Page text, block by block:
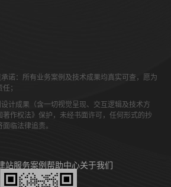
诺：所有业务案例及技术成果均真实可查，愿为
；
计成果（含一切视觉呈现、交互逻辑及技术方
作权法》保护，未经书面许可，任何形式的抄
临法律追责。
站服务案例帮助中心关于我们